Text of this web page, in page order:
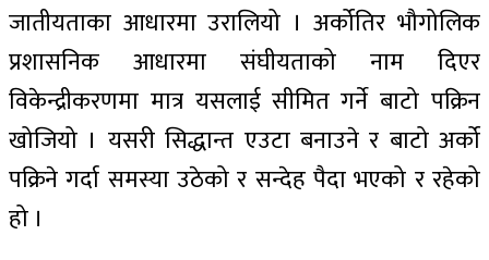
जातीयताका आधारमा उरालियो । अर्कोतिर भौगोलिक
प्रशासनिक आधारमा संघीयताको नाम दिएर
विकेन्द्रीकरणमा मात्र यसलाई सीमित गर्ने बाटो पक्रिन
खोजियो । यसरी सिद्धान्त एउटा बनाउने र बाटो अर्को
पक्रिने गर्दा समस्या उठेको र सन्देह पैदा भएको र रहेको
हो ।